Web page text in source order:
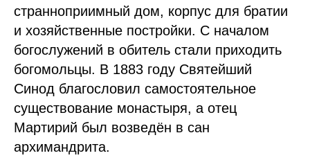
странноприимный дом, корпус для братии
и хозяйственные постройки. С началом
богослужений в обитель стали приходить
богомольцы. В 1883 году Святейший
Синод благословил самостоятельное
существование монастыря, а отец
Мартирий был возведён в сан
архимандрита.